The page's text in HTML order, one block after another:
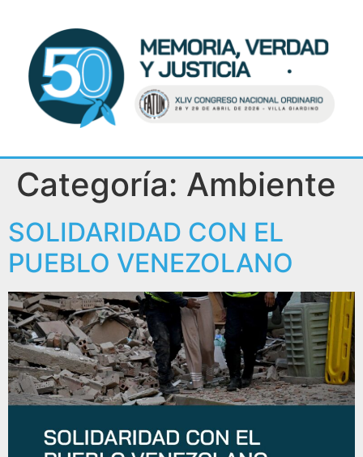
Categoría: Ambiente
SOLIDARIDAD CON EL
PUEBLO VENEZOLANO